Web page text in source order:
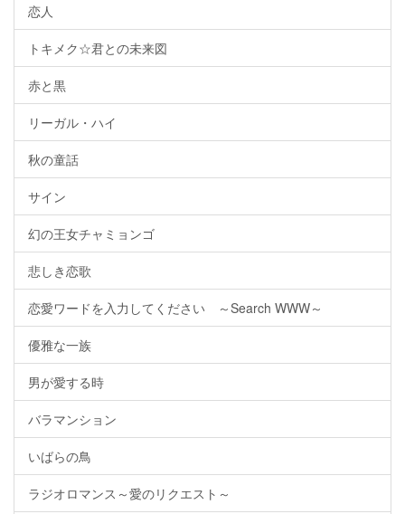
恋人
トキメク☆君との未来図
赤と黒
リーガル・ハイ
秋の童話
サイン
幻の王女チャミョンゴ
悲しき恋歌
恋愛ワードを入力してください ～Search WWW～
優雅な一族
男が愛する時
バラマンション
いばらの鳥
ラジオロマンス～愛のリクエスト～